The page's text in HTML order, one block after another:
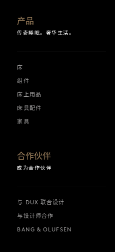
产品
传奇睡眠。奢华生活。
床
组件
床上用品
床具配件
家具
合作伙伴
成为合作伙伴
与 DUX 联合设计
与设计师合作
BANG & OLUFSEN